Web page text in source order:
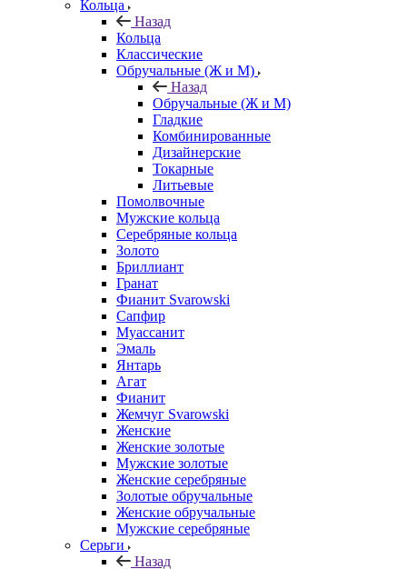
Кольца
Назад
Кольца
Классические
Обручальные (Ж и М)
Назад
Обручальные (Ж и М)
Гладкие
Комбинированные
Дизайнерские
Токарные
Литьевые
Помолвочные
Мужские кольца
Серебряные кольца
Золото
Бриллиант
Гранат
Фианит Svarowski
Сапфир
Муассанит
Эмаль
Янтарь
Агат
Фианит
Жемчуг Svarowski
Женские
Женские золотые
Мужские золотые
Женские серебряные
Золотые обручальные
Женские обручальные
Мужские серебряные
Серьги
Назад